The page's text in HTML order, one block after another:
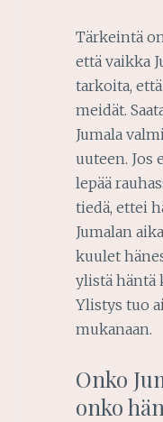
Tärkeintä
että vaikka
tarkoita,
meidät.
Jumala
uuteen. Jos
lepää
tiedä, ettei
Jumalan
kuulet
ylistä häntä
Ylistys tuo
mukanaan.
Onko
onko